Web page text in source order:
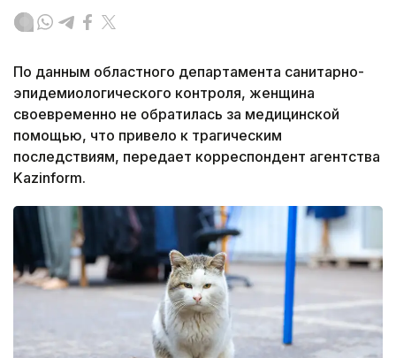
По данным областного департамента санитарно-
эпидемиологического контроля, женщина
своевременно не обратилась за медицинской
помощью, что привело к трагическим
последствиям, передает корреспондент агентства
Kazinform.